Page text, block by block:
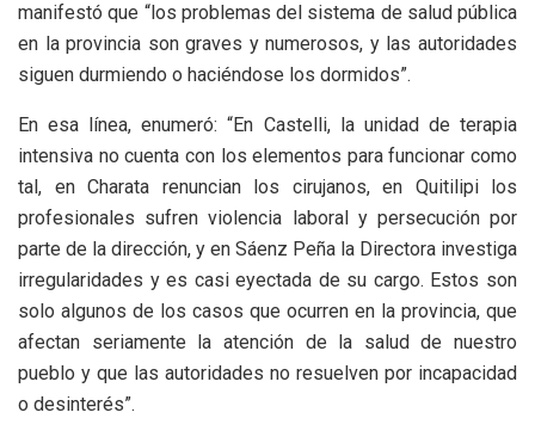
manifestó que “los problemas del sistema de salud pública
en la provincia son graves y numerosos, y las autoridades
siguen durmiendo o haciéndose los dormidos”.
En esa línea, enumeró: “En Castelli, la unidad de terapia
intensiva no cuenta con los elementos para funcionar como
tal, en Charata renuncian los cirujanos, en Quitilipi los
profesionales sufren violencia laboral y persecución por
parte de la dirección, y en Sáenz Peña la Directora investiga
irregularidades y es casi eyectada de su cargo. Estos son
solo algunos de los casos que ocurren en la provincia, que
afectan seriamente la atención de la salud de nuestro
pueblo y que las autoridades no resuelven por incapacidad
o desinterés”.